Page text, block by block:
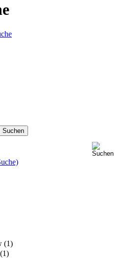
(1)
(1)